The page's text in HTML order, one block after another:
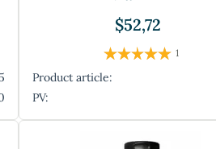
$52,72
1
Product article:
PV: